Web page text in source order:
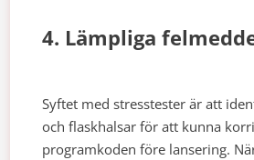
4. Lämpliga
Syftet med stresstester är att
och flaskhalsar för att kunna
programkoden före lansering.